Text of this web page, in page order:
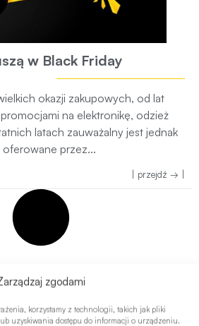
zgodami
korzystamy z technologii, takich jak pliki
uzyskiwania dostępu do informacji o urządzeniu.
w Black Friday
okazji zakupowych, od lat
na elektronikę, odzież
latach zauważalny jest jednak
przez...
| przejdź → |